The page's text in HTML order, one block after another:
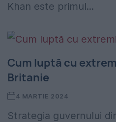
Khan este primul...
Cum luptă cu
Britanie
4 MARTIE 2024
Strategia guvernului